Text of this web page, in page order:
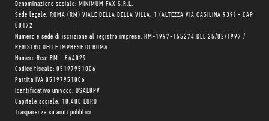
Denominazione sociale: MINIMUM FAX S.R.L.
Sede legale: ROMA (RM) VIALE DELLA BELLA VILLA, 1 (ALTEZZA VIA CASILINA 939) - CAP
00172
Numero e sede di iscrizione al registro imprese: RM-1997-155274 DEL 25/02/1997 /
REGISTRO DELLE IMPRESE DI ROMA
Numero Rea: RM - 864029
Codice fiscale: 05197951006
Partita IVA 05197951006
Identificativo univoco: USAL8PV
Capitale sociale: 10.400 EURO
Trasparenza su aiuti pubblici